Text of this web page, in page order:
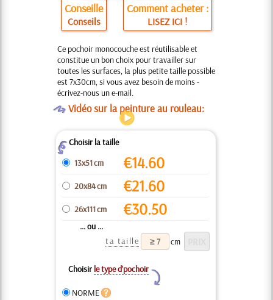
Conseille
Conseils
Comment acheter :
LISEZ ICI !
Ce pochoir monocouche est réutilisable et
constitue un bon choix pour travailler sur
toutes les surfaces, la plus petite taille possible
est 7x30cm, si vous avez besoin de moins -
écrivez-nous un e-mail.
OVidéo sur la peinture au rouleau:
ZChoisir la taille
13x51 cm
€14.60
20x84 cm €21.60
26x111 cm €30.50
... ou ...
ta taille
cm
Choisir le type d’pochoir
Y
NORME